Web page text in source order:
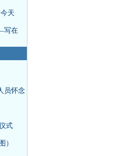
天
写在
员怀念
式
）